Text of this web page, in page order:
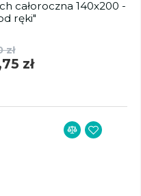
całoroczna 140x200 -
ręki"
zł
zł